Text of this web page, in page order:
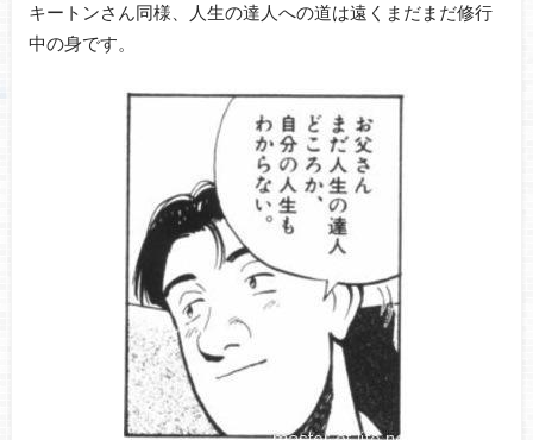
キートンさん同様、人生の達人への道は遠くまだまだ修行
中の身です。